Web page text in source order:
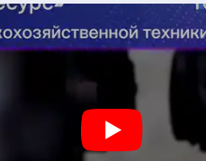
Play